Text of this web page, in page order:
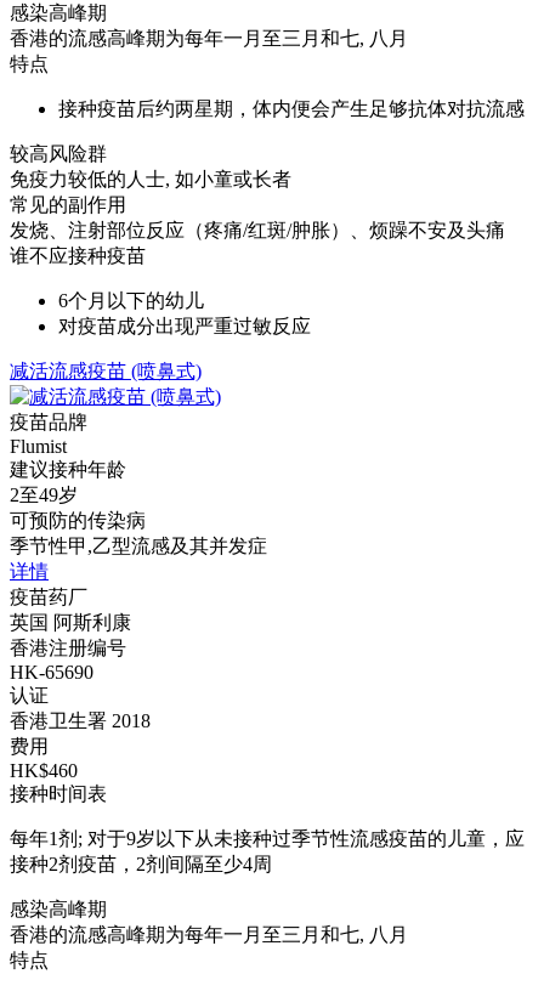
感染高峰期
香港的流感高峰期为每年一月至三月和七, 八月
特点
接种疫苗后约两星期，体内便会产生足够抗体对抗流感
较高风险群
免疫力较低的人士, 如小童或长者
常见的副作用
发烧、注射部位反应（疼痛/红斑/肿胀）、烦躁不安及头痛
谁不应接种疫苗
6个月以下的幼儿
对疫苗成分出现严重过敏反应
减活流感疫苗 (喷鼻式)
疫苗品牌
Flumist
建议接种年龄
2至49岁
可预防的传染病
季节性甲,乙型流感及其并发症
详情
疫苗药厂
英国 阿斯利康
香港注册编号
HK-65690
认证
香港卫生署 2018
费用
HK$460
接种时间表
每年1剂; 对于9岁以下从未接种过季节性流感疫苗的儿童，应
接种2剂疫苗，2剂间隔至少4周
感染高峰期
香港的流感高峰期为每年一月至三月和七, 八月
特点